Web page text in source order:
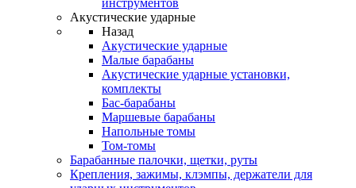
инструментов
Акустические ударные
Назад
Акустические ударные
Mалые барабаны
Акустические ударные установки,
комплекты
Бас-барабаны
Маршевые барабаны
Напольные томы
Том-томы
Барабанные палочки, щетки, руты
Крепления, зажимы, клэмпы, держатели для